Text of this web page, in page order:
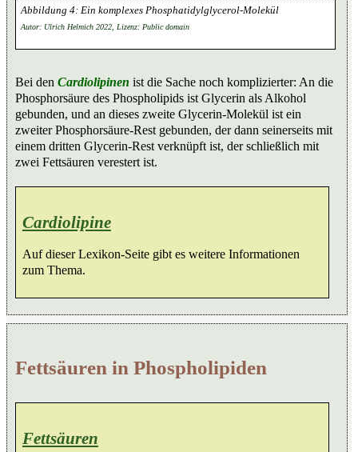
Ein komplexes Phosphatidylglycerol-Molekül
Autor: Ulrich Helmich 2022, Lizenz: Public domain
Bei den Cardiolipinen ist die Sache noch komplizierter: An die
Phosphorsäure des Phospholipids ist Glycerin als Alkohol
gebunden, und an dieses zweite Glycerin-Molekül ist ein
zweiter Phosphorsäure-Rest gebunden, der dann seinerseits mit
einem dritten Glycerin-Rest verknüpft ist, der schließlich mit
zwei Fettsäuren verestert ist.
Cardiolipine
Auf dieser Lexikon-Seite gibt es weitere Informationen
zum Thema.
Fettsäuren in Phospholipiden
Fettsäuren